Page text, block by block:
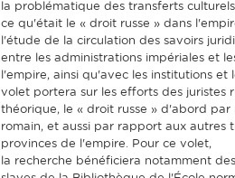
la problématique des transferts
ce qu'était le « droit russe » dans
l'étude de la circulation des savoirs
entre les administrations impériales et
l'empire, ainsi qu'avec les institutions
volet portera sur les efforts des juristes
théorique, le « droit russe » d'abord
romain, et aussi par rapport aux autres
provinces de l'empire. Pour ce volet,
la recherche bénéficiera notamment